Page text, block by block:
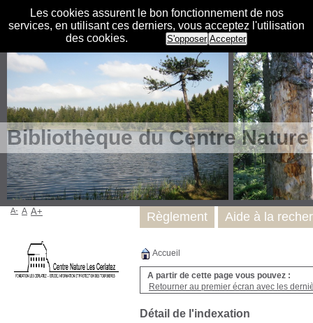
Les cookies assurent le bon fonctionnement de nos
services, en utilisant ces derniers, vous acceptez l'utilisation
des cookies.
S'opposer Accepter
Bibliothèque du Centre
Accueil
A partir de cette page vous pouvez :
Retourner au premier écran avec les
Détail de l'indexation
Règlement Aide à la
A- A A+